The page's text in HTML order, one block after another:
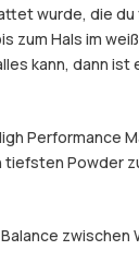
wurde, die
zum Hals im
kann, dann ist
Performance
Powder
zwischen